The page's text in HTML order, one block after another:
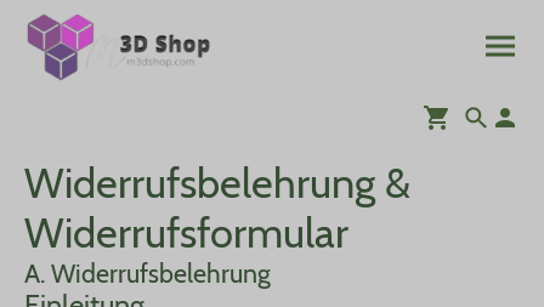
Widerrufsbelehrung &
Widerrufsformular
A. Widerrufsbelehrung